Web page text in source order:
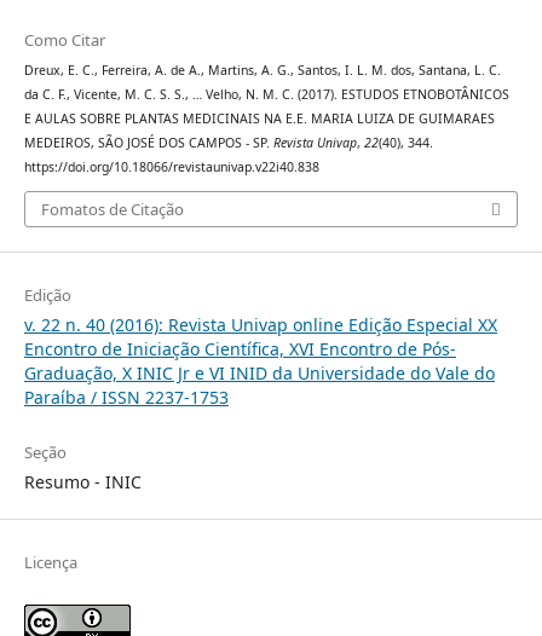
Como Citar
Dreux, E. C., Ferreira, A. de A., Martins, A. G., Santos, I. L. M. dos, Santana, L. C.
da C. F., Vicente, M. C. S. S., … Velho, N. M. C. (2017). ESTUDOS ETNOBOTÂNICOS
E AULAS SOBRE PLANTAS MEDICINAIS NA E.E. MARIA LUIZA DE GUIMARAES
MEDEIROS, SÃO JOSÉ DOS CAMPOS - SP. Revista Univap, 22(40), 344.
https://doi.org/10.18066/revistaunivap.v22i40.838
Fomatos de Citação
Edição
v. 22 n. 40 (2016): Revista Univap online Edição Especial XX
Encontro de Iniciação Científica, XVI Encontro de Pós-
Graduação, X INIC Jr e VI INID da Universidade do Vale do
Paraíba / ISSN 2237-1753
Seção
Resumo - INIC
Licença